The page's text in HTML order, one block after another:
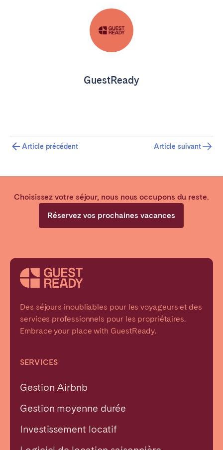
GuestReady
Article précédent Article suivant
Choisissez votre séjour, nous nous occupons du reste.
Réservez vos prochaines vacances
Des séjours inoubliables pour les voyageurs et des
services professionnels pour les propriétaires.
Embrace your place with GuestReady.
SERVICES
Gestion Airbnb
Gestion moyenne durée
Investissement locatif